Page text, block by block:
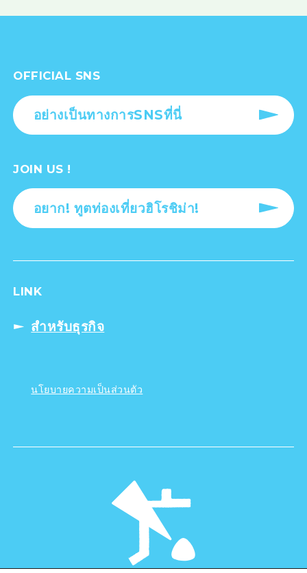
OFFICIAL SNS
อย่างเป็นทางการSNSที่นี่
JOIN US !
อยาก! ทูตท่องเที่ยวฮิโรชิม่า!
LINK
สำหรับธุรกิจ
นโยบายความเป็นส่วนตัว